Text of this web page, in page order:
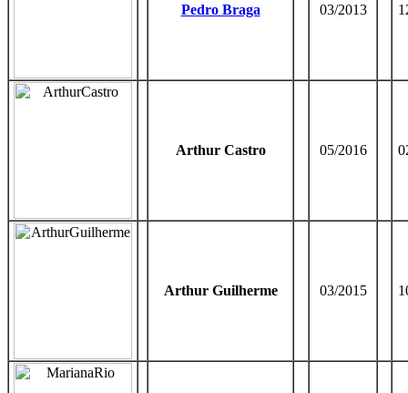
Pedro Braga 03/2013
Arthur Castro 05/2016
Arthur Guilherme 03/2015